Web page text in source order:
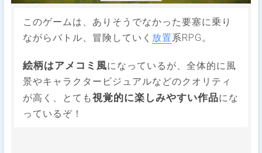
このゲームは、ありそうでなかった要塞に乗り
ながらバトル、冒険していく 放置系RPG。
絵柄はアメコミ風になっているが、全体的に風
景やキャラクタービジュアルなどのクオリティ
が高く、とても視覚的に楽しみやすい作品にな
っているぞ！